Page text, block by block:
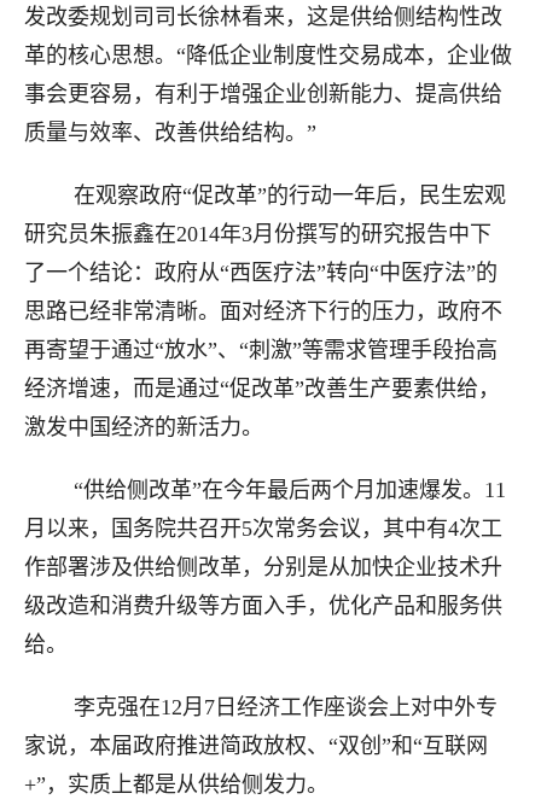
发改委规划司司长徐林看来，这是供给侧结构性改
革的核心思想。“降低企业制度性交易成本，企业做
事会更容易，有利于增强企业创新能力、提高供给
质量与效率、改善供给结构。”
在观察政府“促改革”的行动一年后，民生宏观
研究员朱振鑫在2014年3月份撰写的研究报告中下
了一个结论：政府从“西医疗法”转向“中医疗法”的
思路已经非常清晰。面对经济下行的压力，政府不
再寄望于通过“放水”、“刺激”等需求管理手段抬高
经济增速，而是通过“促改革”改善生产要素供给，
激发中国经济的新活力。
“供给侧改革”在今年最后两个月加速爆发。11
月以来，国务院共召开5次常务会议，其中有4次工
作部署涉及供给侧改革，分别是从加快企业技术升
级改造和消费升级等方面入手，优化产品和服务供
给。
李克强在12月7日经济工作座谈会上对中外专
家说，本届政府推进简政放权、“双创”和“互联网
+”，实质上都是从供给侧发力。